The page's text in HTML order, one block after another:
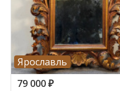
Ярославль
79 000₽